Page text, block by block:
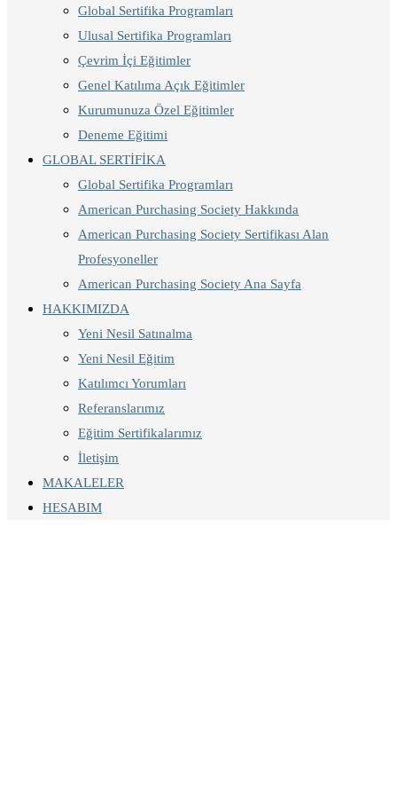
Global Sertifika Programları
Ulusal Sertifika Programları
Çevrim İçi Eğitimler
Genel Katılıma Açık Eğitimler
Kurumunuza Özel Eğitimler
Deneme Eğitimi
GLOBAL SERTİFİKA
Global Sertifika Programları
American Purchasing Society Hakkında
American Purchasing Society Sertifikası Alan
Profesyoneller
American Purchasing Society Ana Sayfa
HAKKIMIZDA
Yeni Nesil Satınalma
Yeni Nesil Eğitim
Katılımcı Yorumları
Referanslarımız
Eğitim Sertifikalarımız
İletişim
MAKALELER
HESABIM